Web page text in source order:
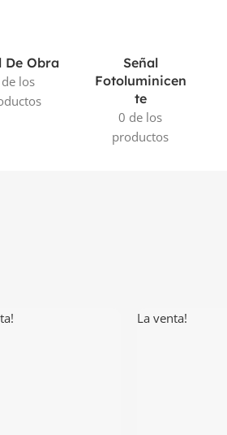
De Obra
los
Señal
Fotoluminicen
Te
0 de los
productos
La venta!